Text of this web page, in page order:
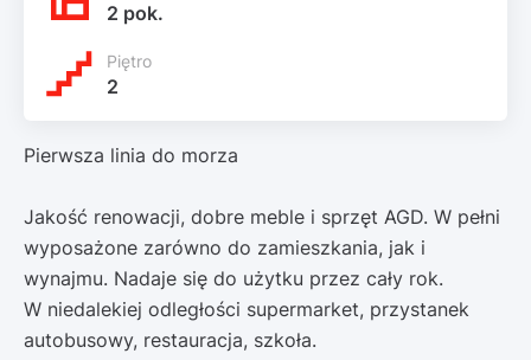
2 pok.
Piętro
2
Pierwsza linia do morza
Jakość renowacji, dobre meble i sprzęt AGD. W pełni
wyposażone zarówno do zamieszkania, jak i
wynajmu. Nadaje się do użytku przez cały rok.
W niedalekiej odległości supermarket, przystanek
autobusowy, restauracja, szkoła.